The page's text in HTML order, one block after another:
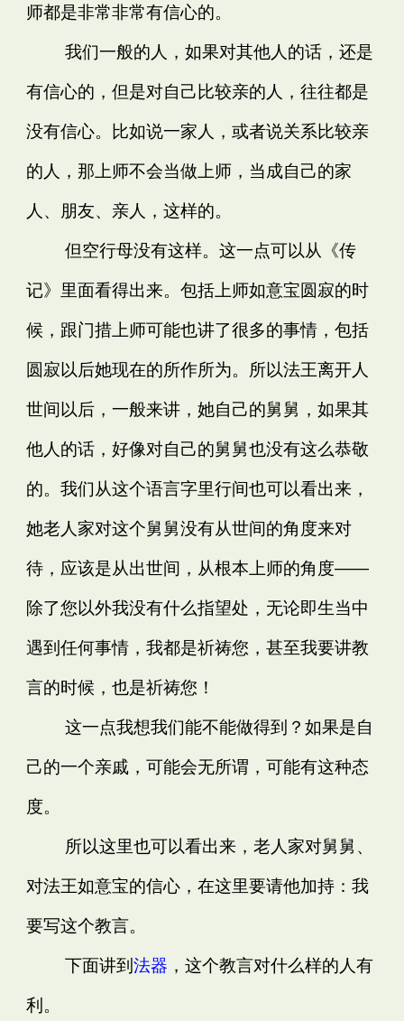
师都是非常非常有信心的。
我们一般的人，如果对其他人的话，还是
有信心的，但是对自己比较亲的人，往往都是
没有信心。比如说一家人，或者说关系比较亲
的人，那上师不会当做上师，当成自己的家
人、朋友、亲人，这样的。
但空行母没有这样。这一点可以从《传
记》里面看得出来。包括上师如意宝圆寂的时
候，跟门措上师可能也讲了很多的事情，包括
圆寂以后她现在的所作所为。所以法王离开人
世间以后，一般来讲，她自己的舅舅，如果其
他人的话，好像对自己的舅舅也没有这么恭敬
的。我们从这个语言字里行间也可以看出来，
她老人家对这个舅舅没有从世间的角度来对
待，应该是从出世间，从根本上师的角度——
除了您以外我没有什么指望处，无论即生当中
遇到任何事情，我都是祈祷您，甚至我要讲教
言的时候，也是祈祷您！
这一点我想我们能不能做得到？如果是自
己的一个亲戚，可能会无所谓，可能有这种态
度。
所以这里也可以看出来，老人家对舅舅、
对法王如意宝的信心，在这里要请他加持：我
要写这个教言。
下面讲到法器 ，这个教言对什么样的人有
利。